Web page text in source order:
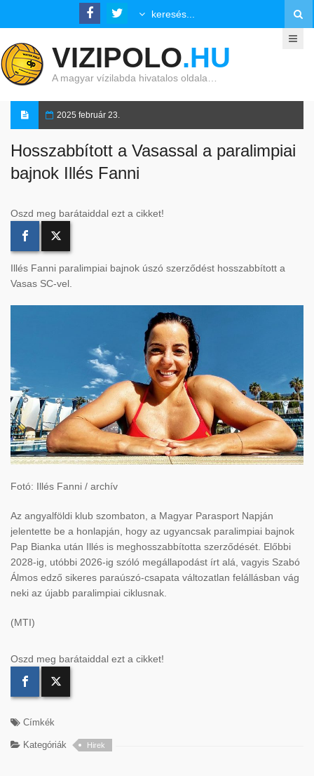
VIZIPOLO.HU
A magyar vízilabda hivatalos oldala…
2025 február 23.
Hosszabbított a Vasassal a paralimpiai
bajnok Illés Fanni
Oszd meg barátaiddal ezt a cikket!
Illés Fanni paralimpiai bajnok úszó szerződést hosszabbított a
Vasas SC-vel.
Fotó: Illés Fanni / archív
Az angyalföldi klub szombaton, a Magyar Parasport Napján
jelentette be a honlapján, hogy az ugyancsak paralimpiai bajnok
Pap Bianka után Illés is meghosszabbította szerződését. Előbbi
2028-ig, utóbbi 2026-ig szóló megállapodást írt alá, vagyis Szabó
Álmos edző sikeres paraúszó-csapata változatlan felállásban vág
neki az újabb paralimpiai ciklusnak.
(MTI)
Oszd meg barátaiddal ezt a cikket!
Címkék
Kategóriák Hirek